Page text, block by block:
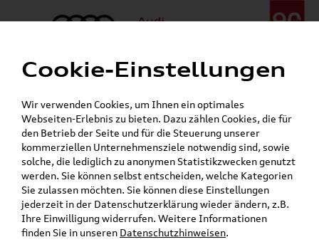
Menü
24h-Pannenhilfe:+49 (0)171 / 870 72 87
Gerade geöffnet
Verkauf:
Mo. - Fr. 08:00 - 19:00 Uhr Sa. 09:00 - 13:00 Uhr
Service:Mo. - Fr. 06:00 - 20:00 Uhr Sa. 08:00 - 13:00 Uhr
teilen Twitter Instagram WhatsApp E-Mail
Cookie-Einstellungen
Wir verwenden Cookies, um Ihnen ein optimales
Webseiten-Erlebnis zu bieten. Dazu zählen Cookies, die für
den Betrieb der Seite und für die Steuerung unserer
kommerziellen Unternehmensziele notwendig sind, sowie
solche, die lediglich zu anonymen Statistikzwecken genutzt
werden. Sie können selbst entscheiden, welche Kategorien
Sie zulassen möchten. Sie können diese Einstellungen
jederzeit in der Datenschutzerklärung wieder ändern, z.B.
Ihre Einwilligung widerrufen. Weitere Informationen
finden Sie in unseren Datenschutzhinweisen.